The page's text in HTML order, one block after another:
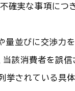
不確実な事項に
量並びに交渉
該消費者を誤
されている具